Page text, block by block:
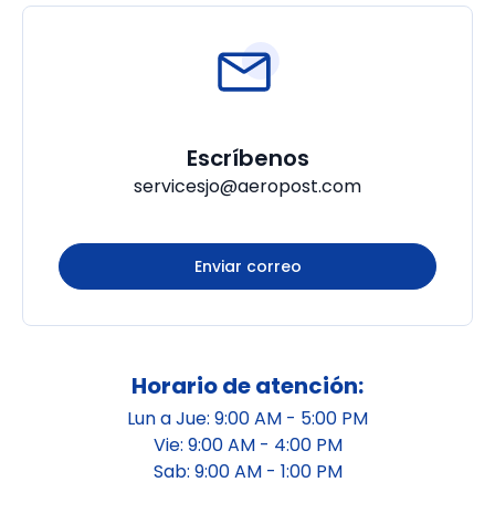
Escríbenos
servicesjo@aeropost.com
Enviar correo
Horario de atención:
Lun a Jue: 9:00 AM - 5:00 PM
Vie: 9:00 AM - 4:00 PM
Sab: 9:00 AM - 1:00 PM